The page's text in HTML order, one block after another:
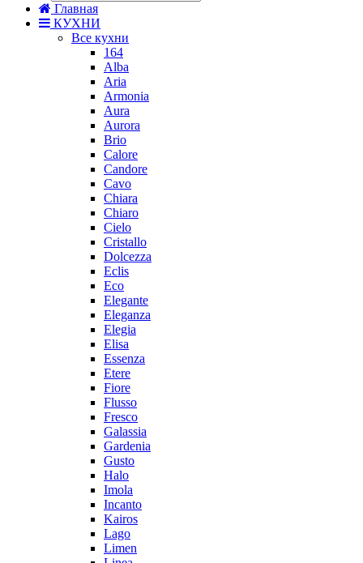
Главная
КУХНИ
Все кухни
164
Alba
Aria
Armonia
Aura
Aurora
Brio
Calore
Candore
Cavo
Chiara
Chiaro
Cielo
Cristallo
Dolcezza
Eclis
Eco
Elegante
Eleganza
Elegia
Elisa
Essenza
Etere
Fiore
Flusso
Fresco
Galassia
Gardenia
Gusto
Halo
Imola
Incanto
Kairos
Lago
Limen